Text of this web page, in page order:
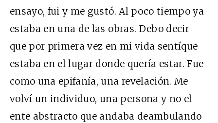
ensayo, fui y me gustó. Al poco tiempo ya
estaba en una de las obras. Debo decir
que por primera vez en mi vida sentíque
estaba en el lugar donde quería estar. Fue
como una epifanía, una revelación. Me
volví un individuo, una persona y no el
ente abstracto que andaba deambulando